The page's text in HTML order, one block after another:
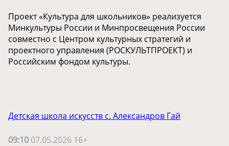
Проект «Культура для школьников» реализуется
Минкультуры России и Минпросвещения России
совместно с Центром культурных стратегий и
проектного управления (РОСКУЛЬТПРОЕКТ) и
Российским фондом культуры.
Детская школа искусств с. Александров Гай
09:10 07.05.2026 16+